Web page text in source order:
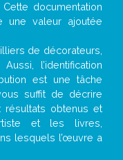
documentation
une valeur ajoutée
de décorateurs,
. Aussi, l’identification
est une tâche
suffit de décrire
résultats obtenus et
et les livres,
lesquels l’œuvre a